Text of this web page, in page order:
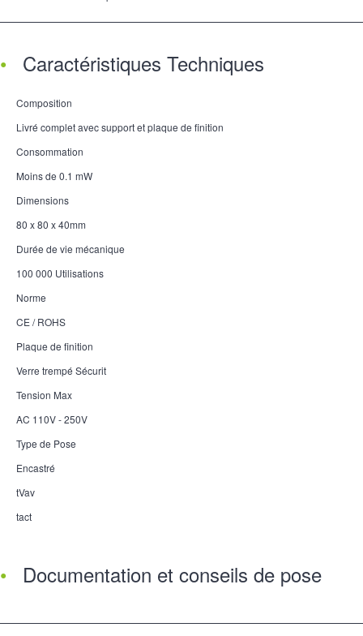
Caractéristiques Techniques
Composition
Livré complet avec support et plaque de finition
Consommation
Moins de 0.1 mW
Dimensions
80 x 80 x 40mm
Durée de vie mécanique
100 000 Utilisations
Norme
CE / ROHS
Plaque de finition
Verre trempé Sécurit
Tension Max
AC 110V - 250V
Type de Pose
Encastré
tVav
tact
Documentation et conseils de pose